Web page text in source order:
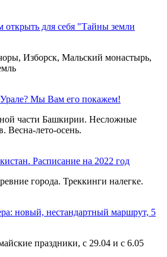
открыть для себя "Тайны земли
Изборск, Мальский монастырь,
Мы Вам его покажем!
части Башкирии. Несложные
Весна-лето-осень.
Расписание на 2022 год
города. Треккинги налегке.
новый, нестандартный маршрут, 5
праздники, с 29.04 и с 6.05